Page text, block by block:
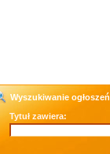
Wyszukiwanie ogłoszeń
Tytuł zawiera: